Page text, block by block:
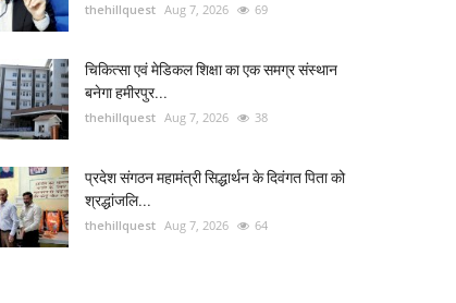
thehillquest Aug 7, 2026 69
चिकित्सा एवं मेडिकल शिक्षा का एक समग्र संस्थान
बनेगा हमीरपुर...
thehillquest Aug 7, 2026 38
प्रदेश संगठन महामंत्री सिद्धार्थन के दिवंगत पिता को
श्रद्धांजलि...
thehillquest Aug 7, 2026 64